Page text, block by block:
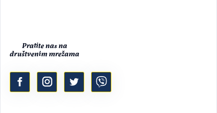
Pratite nas na
društvenim mrežama